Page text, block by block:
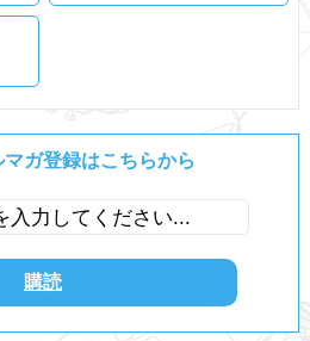
ガ登録はこちらから